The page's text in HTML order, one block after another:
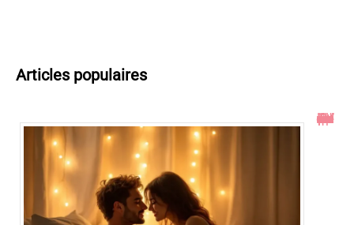
Articles populaires
Toucher le col de l’utérus pendant un rapport : ce qu’il faut savoir